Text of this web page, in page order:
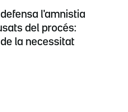
l'amnistia
del procés:
la necessitat